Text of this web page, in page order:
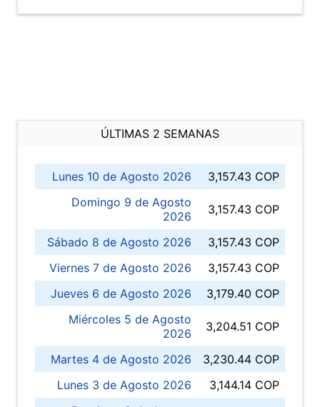
ÚLTIMAS 2 SEMANAS
Lunes 10 de Agosto 2026
3,157.43 COP
Domingo 9 de Agosto
2026
3,157.43 COP
Sábado 8 de Agosto 2026
3,157.43 COP
Viernes 7 de Agosto 2026
3,157.43 COP
Jueves 6 de Agosto 2026
3,179.40 COP
Miércoles 5 de Agosto
2026
3,204.51 COP
Martes 4 de Agosto 2026
3,230.44 COP
Lunes 3 de Agosto 2026
3,144.14 COP